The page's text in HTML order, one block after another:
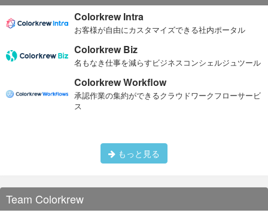
Colorkrew Intra
お客様が自由にカスタマイズできる社内ポータル
Colorkrew Biz
名もなき仕事を減らすビジネスコンシェルジュツール
Colorkrew Workflow
承認作業の集約ができるクラウドワークフローサービ
ス
もっと見る
Team Colorkrew